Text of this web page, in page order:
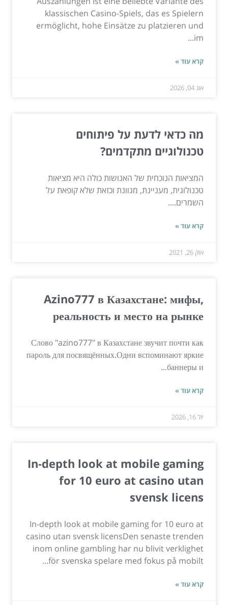
klassischen Casino-Spiels, das es Spielern
ermöglicht, hohe Einsätze zu platzieren und
im...
קרא עוד »
אוג 04, 2026
מה כדאי לדעת על פיתוחים
טכנולוגיים מתקדמים?
המציאות הנוכחית של האנושות כולה היא מציאות
טכנולוגית, מעניינת, מגוונת וכזאת שלא קופאת על
השמרים....
קרא עוד »
אוק 26, 2021
Azino777 в Казахстане: мифы,
реальность и место на рынке
Слово "azino777" в Казахстане звучит почти как
пароль для посвящённых.Одни вспоминают яркие
баннеры и...
קרא עוד »
יול 16, 2026
In-depth look at mobile gaming
for 10 euro at casino utan
svensk licens
In-depth look at mobile gaming for 10 euro at
casino utan svensk licensDen senaste trenden
inom online gambling har nu blivit verklighet
för svenska spelare med fokus på mobilt...
קרא עוד »